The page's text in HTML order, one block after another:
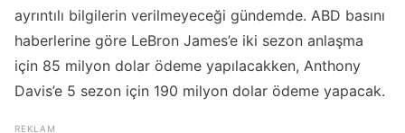
ayrıntılı bilgilerin verilmeyeceği gündemde. ABD basını
haberlerine göre LeBron James’e iki sezon anlaşma
için 85 milyon dolar ödeme yapılacakken, Anthony
Davis’e 5 sezon için 190 milyon dolar ödeme yapacak.